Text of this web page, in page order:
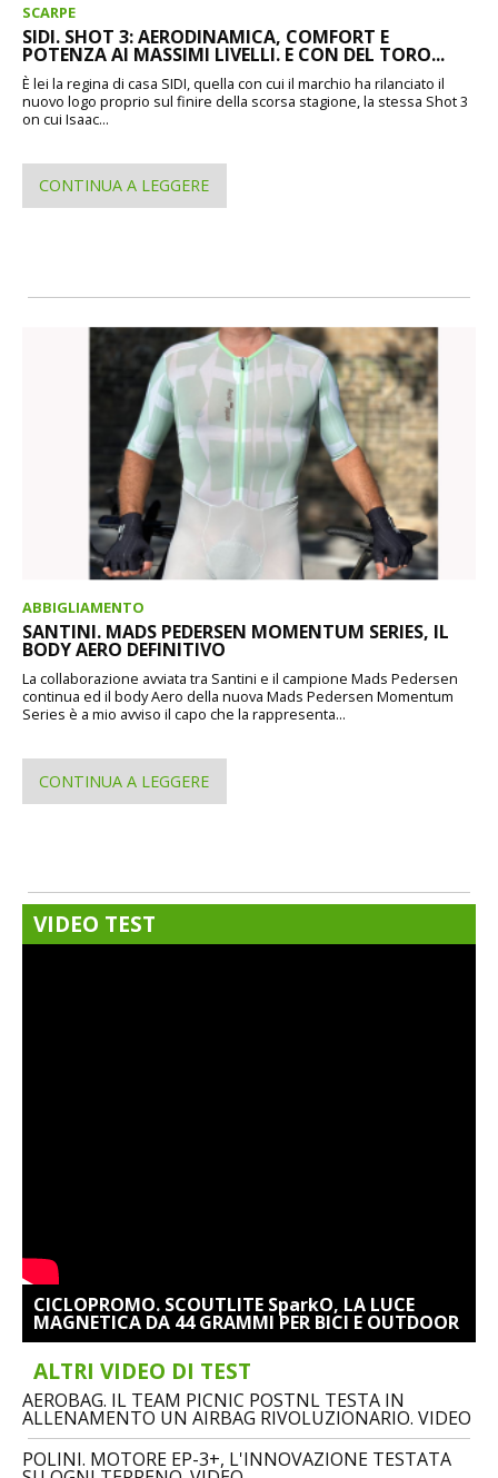
SCARPE
SIDI. SHOT 3: AERODINAMICA, COMFORT E
POTENZA AI MASSIMI LIVELLI. E CON DEL TORO...
È lei la regina di casa SIDI, quella con cui il marchio ha rilanciato il
nuovo logo proprio sul finire della scorsa stagione, la stessa Shot 3
on cui Isaac...
CONTINUA A LEGGERE
ABBIGLIAMENTO
SANTINI. MADS PEDERSEN MOMENTUM SERIES, IL
BODY AERO DEFINITIVO
La collaborazione avviata tra Santini e il campione Mads Pedersen
continua ed il body Aero della nuova Mads Pedersen Momentum
Series è a mio avviso il capo che la rappresenta...
CONTINUA A LEGGERE
VIDEO TEST
CICLOPROMO. SCOUTLITE SparkO, LA LUCE
MAGNETICA DA 44 GRAMMI PER BICI E OUTDOOR
ALTRI VIDEO DI TEST
AEROBAG. IL TEAM PICNIC POSTNL TESTA IN
ALLENAMENTO UN AIRBAG RIVOLUZIONARIO. VIDEO
POLINI. MOTORE EP-3+, L'INNOVAZIONE TESTATA